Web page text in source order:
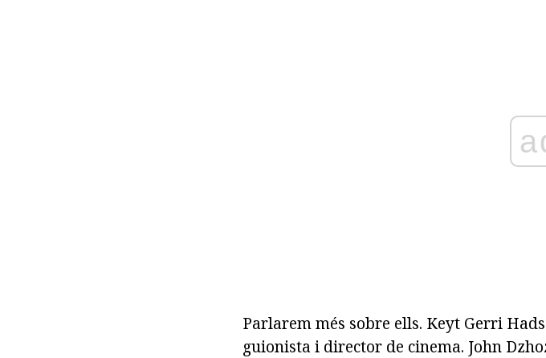
Parlarem més sobre ells. Keyt Gerri
guionista i director de cinema. John